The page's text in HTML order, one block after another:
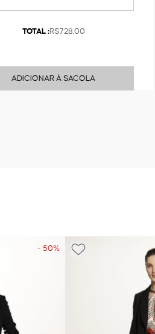
TOTAL :R$728,00
ADICIONAR À SACOLA
- 50%